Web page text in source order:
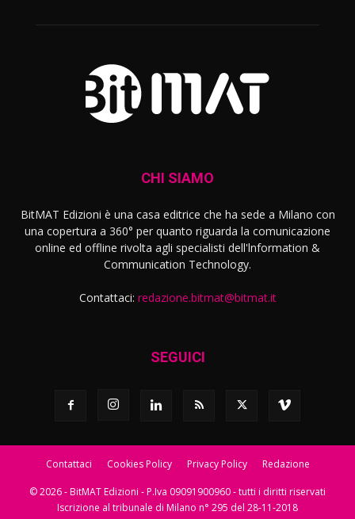
CHI SIAMO
BitMAT Edizioni è una casa editrice che ha sede a Milano con
una copertura a 360° per quanto riguarda la comunicazione
online ed offline rivolta agli specialisti dell'lnformation &
Communication Technology.
Contattaci: redazione.bitmat@bitmat.it
SEGUICI
Contattaci Cookies Policy Privacy Policy Redazione
© 2026 - BitMAT Edizioni - P.Iva 09091900960 - tutti i diritti riservati
Iscrizione al tribunale di Milano n° 295 del 28-11-2018